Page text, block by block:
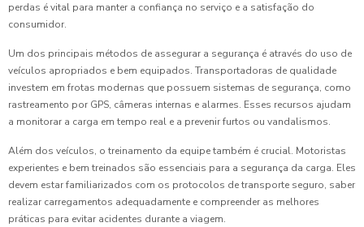
perdas é vital para manter a confiança no serviço e a satisfação do
consumidor.
Um dos principais métodos de assegurar a segurança é através do uso de
veículos apropriados e bem equipados. Transportadoras de qualidade
investem em frotas modernas que possuem sistemas de segurança, como
rastreamento por GPS, câmeras internas e alarmes. Esses recursos ajudam
a monitorar a carga em tempo real e a prevenir furtos ou vandalismos.
Além dos veículos, o treinamento da equipe também é crucial. Motoristas
experientes e bem treinados são essenciais para a segurança da carga. Eles
devem estar familiarizados com os protocolos de transporte seguro, saber
realizar carregamentos adequadamente e compreender as melhores
práticas para evitar acidentes durante a viagem.